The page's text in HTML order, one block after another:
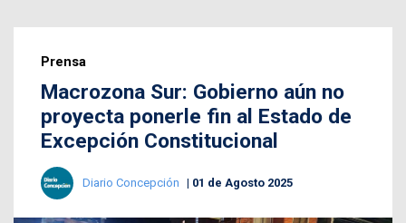
Prensa
Macrozona Sur: Gobierno aún no
proyecta ponerle fin al Estado de
Excepción Constitucional
Diario Concepción 01 de Agosto 2025